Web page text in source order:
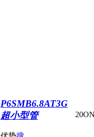
P6SMB6.8AT3G
超小型管
20